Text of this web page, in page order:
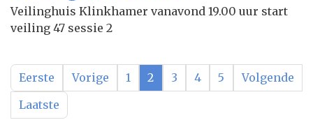
Veilinghuis Klinkhamer vanavond 19.00 uur start
veiling 47 sessie 2
Eerste Vorige 1 2 3 4 5
Volgende
Laatste